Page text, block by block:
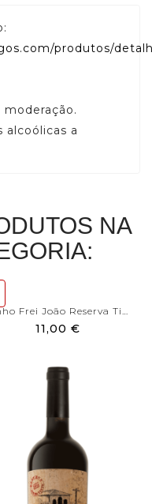
produtos/
alcoólicas a
NA
Vinho Frei João Reserva Tinto
11,00 €